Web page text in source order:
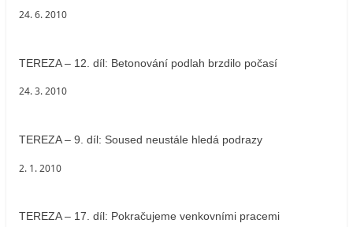
24. 6. 2010
TEREZA – 12. díl: Betonování podlah brzdilo počasí
24. 3. 2010
TEREZA – 9. díl: Soused neustále hledá podrazy
2. 1. 2010
TEREZA – 17. díl: Pokračujeme venkovními pracemi